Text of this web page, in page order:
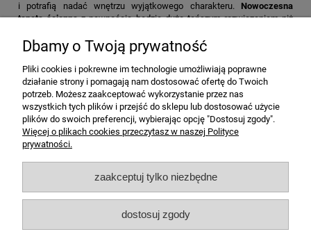
i potrafią nadać wnętrzu wyjątkowego charakteru. Nowoczesna
tapeta ściennaz pewnością będzie dużo tańszym rozwiązaniem niż
Chcesz szybko odnowić swój salon, sypialnię, kuchnię, łazienkę? U
nas znajdziesz produkt w bardzo korzystnej cenie spełniający Twoje
oczekiwania.
Pomoc
Dbamy o Twoją prywatność
Pliki cookies i pokrewne im technologie umożliwiają poprawne
działanie strony i pomagają nam dostosować ofertę do Twoich
potrzeb. Możesz zaakceptować wykorzystanie przez nas
wszystkich tych plików i przejść do sklepu lub dostosować użycie
plików do swoich preferencji, wybierając opcję "Dostosuj zgody".
Więcej o plikach cookies przeczytasz w naszej Polityce
prywatności.
zaakceptuj tylko niezbędne
dostosuj zgody